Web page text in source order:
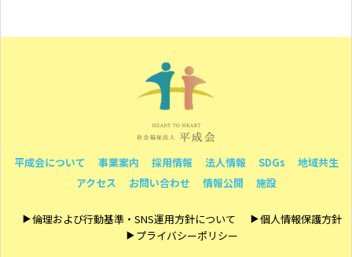
平成会について 事業案内 採用情報 法人情報 SDGs
地域共生
アクセス
お問い合わせ 情報公開 施設
倫理および行動基準・SNS運用方針について
個人情報保護方針
プライバシーポリシー